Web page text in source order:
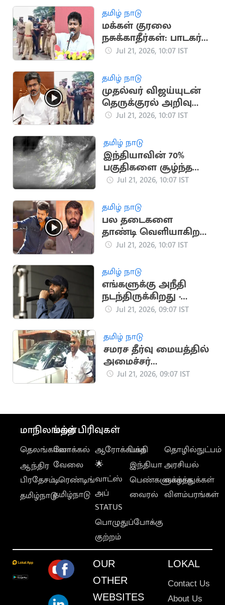
தமிழ் நாடு
மக்கள் குரலை
நசுக்காதீர்கள்: பாடகர்
அறிவு கைதுக்கு
Jul 21, 2026, 10:07 IST
தமிழ் நாடு
முதல்வர் விஜய்யுடன்
தெருக்குரல் அறிவு
சந்திப்பு
Jul 21, 2026, 10:07 IST
தமிழ் நாடு
இந்தியாவின் 70%
பகுதிகளை சூழ்ந்த
அடர்ந்த மேகக்கூட்டம்:
Jul 21, 2026, 10:07 IST
தமிழ் நாடு
பல தடைகளை
தாண்டி வெளியாகிறது
"ஜனநாயகன்":
Jul 21, 2026, 10:07 IST
தமிழ் நாடு
எங்களுக்கு அநீதி
நடந்திருக்கிறது -
இயக்குனர் H.வினோத்
Jul 21, 2026, 09:07 IST
தமிழ் நாடு
சமரச தீர்வு மையத்தில்
அமைச்சர்
மரியவில்சன் ஆஜர்
Jul 21, 2026, 09:07 IST
மாநிலங்கள்
தெலங்கானா
ஆந்திர
பிரதேசம்
தமிழ்நாடு
மற்ற பிரிவுகள்
லோக்கல்
வேலை
டிரெண்டிங்
தமிழ்நாடு
ஆரோக்கியம்
🌟
வாட்ஸ்
அப்
STATUS
பொழுதுப்போக்கு
குற்றம்
பக்தி
இந்தியா
பெண்களுக்காக
வைரல்
தொழில்நுட்பம்
அரசியல்
வாழ்த்துக்கள்
விளம்பரங்கள்
OUR
OTHER
WEBSITES
LOKAL
Contact Us
About Us